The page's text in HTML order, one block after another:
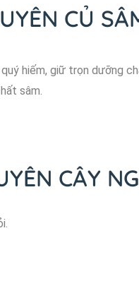
CỦ
hiếm, giữ trọn dưỡng
sâm.
CÂY